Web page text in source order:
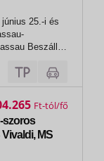
25.-i és
Beszállás
felé. 2. nap:
egyik legszebb
szoros
MS
Ft